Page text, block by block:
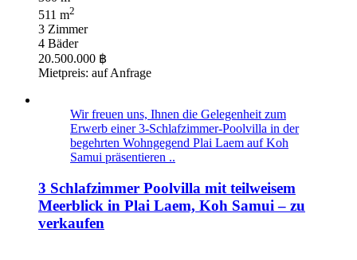
511 m2
3 Zimmer
4 Bäder
20.500.000 ฿
Mietpreis: auf Anfrage
Wir freuen uns, Ihnen die Gelegenheit zum
Erwerb einer 3-Schlafzimmer-Poolvilla in der
begehrten Wohngegend Plai Laem auf Koh
Samui präsentieren ..
3 Schlafzimmer Poolvilla mit teilweisem
Meerblick in Plai Laem, Koh Samui – zu
verkaufen